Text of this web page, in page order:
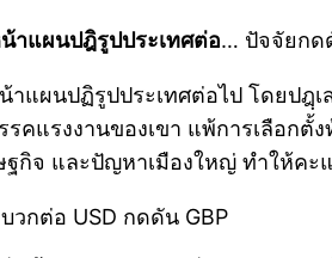
าแผนปฎิรูปประเทศต่อ… ปัจจัยกด
แผนปฏิรูปประเทศต่อไป โดยปฎฺ
แรงงานของเขา แพ้การเลือกตั้ง
กิจ และปัญหาเมืองใหญ่ ทำให้คะ
กต่อ USD กดดัน GBP